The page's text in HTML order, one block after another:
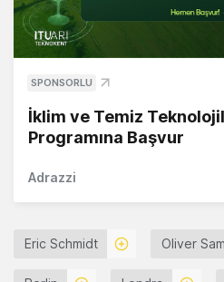
SPONSORLU
İklim ve Temiz
Programına Başvur
Adrazzi
Eric Schmidt Oliver